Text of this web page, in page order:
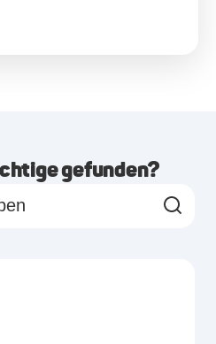
gefunden?